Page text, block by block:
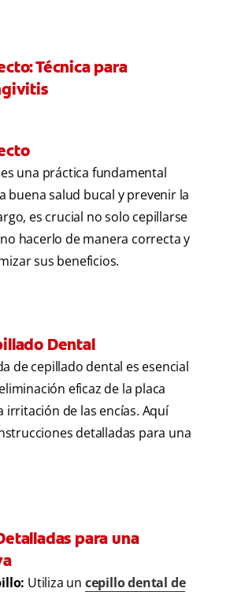
Técnica para
una práctica fundamental
buena salud bucal y prevenir la
es crucial no solo cepillarse
hacerlo de manera correcta y
sus beneficios.
Dental
de cepillado dental es esencial
eficaz de la placa
irritación de las encías. Aquí
detalladas para una
para una
Utiliza un cepillo dental de